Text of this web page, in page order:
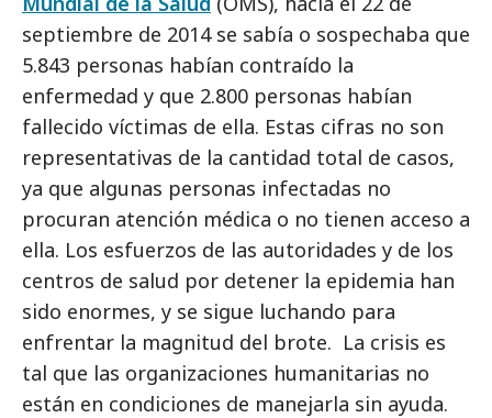
septiembre de 2014 se sabía o sospechaba que
5.843 personas habían contraído la
enfermedad y que 2.800 personas habían
fallecido víctimas de ella. Estas cifras no son
representativas de la cantidad total de casos,
ya que algunas personas infectadas no
procuran atención médica o no tienen acceso a
ella. Los esfuerzos de las autoridades y de los
centros de salud por detener la epidemia han
sido enormes, y se sigue luchando para
enfrentar la magnitud del brote. La crisis es
tal que las organizaciones humanitarias no
están en condiciones de manejarla sin ayuda.